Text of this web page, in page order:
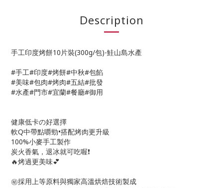
Description
手工印度烤餅10片裝(300g/包)-鮭山島水產
#手工#印度#烤餅#中秋#包餡
#美味#包肉#烤肉#五結#批發
#水產#門市#宜蘭#餐廳#御用
健康低卡の好選擇
軟Q中帶點嚼勁•搭配烤肉更升級
100%小麥手工製作
炭火香氣，退冰就可吃喔❗️
🔥烤過更美味💕
㊙️採用上等原料與獨家高溫烘焙技術製成